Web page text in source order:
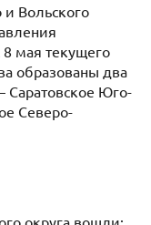
и Вольского
мая текущего
образованы два
Саратовское Юго-
Северо-
округа вошли: